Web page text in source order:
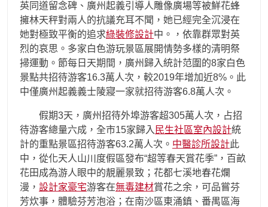
英同道留念碑、廣州起義引導人雕像廣場等被鮮花蜂
擁林天秤對兩人的抗議充耳不聞，她已經完全沉浸在
她對極致平衡的追求綠裝修設計中。，依靠群眾對英
烈的哀思。多家白色游玩景區展開情勢多樣的清明祭
掃運動。節每日天期間，廣州歸入統計范圍的8家白色
景點共招待游客16.3萬人次，較2019年增加近8%。此
中僅廣州起義義士陵寢一家就招待游客6.8萬人次。
假期3天，廣州招待外埠游客超305萬人次，占招
待游客總量六成，全市15家歸入 民生社區室內設計統
計的重點景區招待游客63.2萬人次。 中醫診所設計此
中，從化天人山川度假區發布“超等春天賞花季”，百畝
花田成為游人眼中的靚麗景致；花都七溪地春花爛
漫， 設計家豪宅游客在無毒建材賞花之余，可品嘗芬
芳炊事，體驗芬芳泡浴；在南沙區東涌鎮、番禺區海